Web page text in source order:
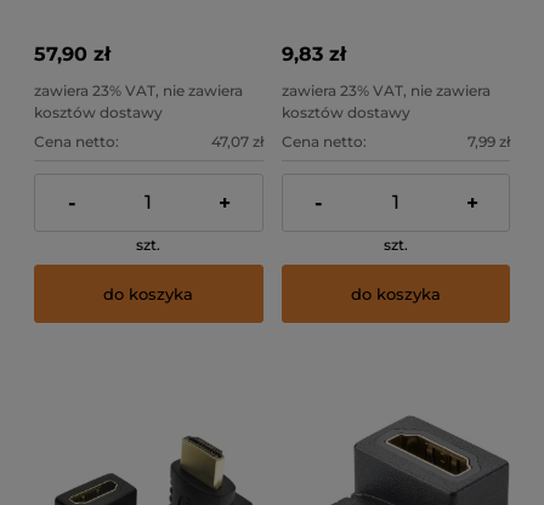
57,90 zł
zawiera 23% VAT, nie zawiera
kosztów dostawy
Cena netto:
47,07 zł
- +
szt.
do koszyka
9,83 zł
zawiera 23% VAT, nie zawiera
kosztów dostawy
Cena netto:
7,99 zł
- +
szt.
do koszyka